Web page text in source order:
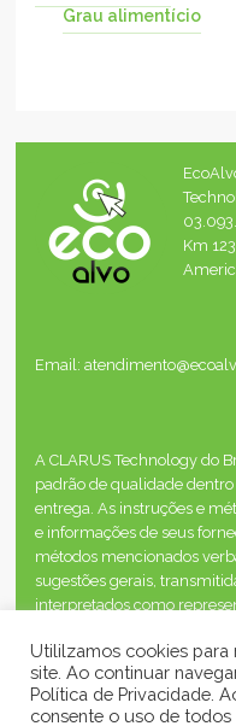
Grau alimentício
Km
Email:
A CLARUS Technology do
padrão de qualidade
entrega. As instruções e
e informações de seus
métodos mencionados
sugestões gerais,
interpretados como
direitos de propriedade de
Utililzamos cookies para
site. Ao continuar
Política de Privacidade.
consente o uso de